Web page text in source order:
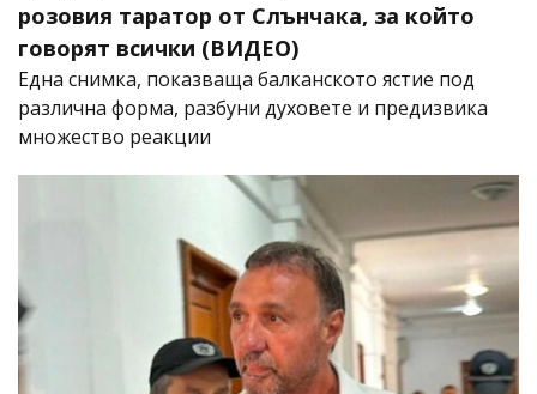
розовия таратор от Слънчака, за който
говорят всички (ВИДЕО)
Една снимка, показваща балканското ястие под
различна форма, разбуни духовете и предизвика
множество реакции